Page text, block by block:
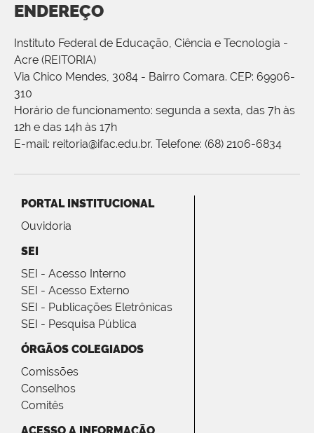
ENDEREÇO
Instituto Federal de Educação, Ciência e Tecnologia -
Acre (REITORIA)
Via Chico Mendes, 3084 - Bairro Comara. CEP: 69906-
310
Horário de funcionamento: segunda a sexta, das 7h às
12h e das 14h às 17h
E-mail: reitoria@ifac.edu.br. Telefone: (68) 2106-6834
PORTAL INSTITUCIONAL
Ouvidoria
SEI
SEI - Acesso Interno
SEI - Acesso Externo
SEI - Publicações Eletrônicas
SEI - Pesquisa Pública
ÓRGÃOS COLEGIADOS
Comissões
Conselhos
Comitês